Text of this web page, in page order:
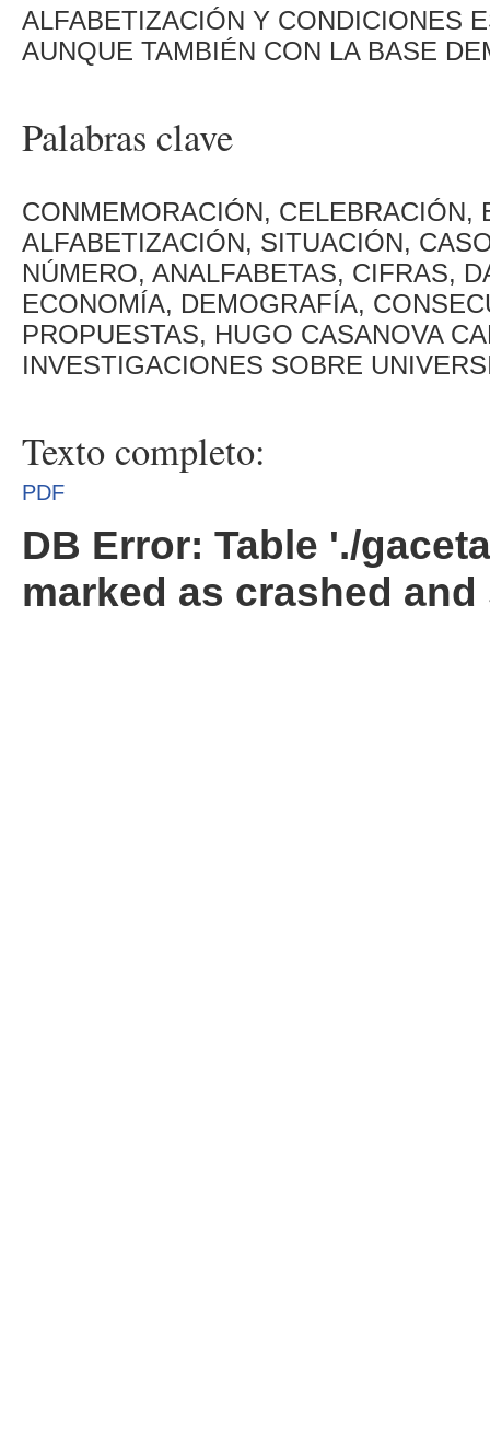
ALFABETIZACIÓN Y CONDICIONES
AUNQUE TAMBIÉN CON LA BASE
Palabras clave
CONMEMORACIÓN, CELEBRACIÓN,
ALFABETIZACIÓN, SITUACIÓN,
NÚMERO, ANALFABETAS, CIFRAS,
ECONOMÍA, DEMOGRAFÍA,
PROPUESTAS, HUGO CASANOVA
INVESTIGACIONES SOBRE
Texto completo:
PDF
DB Error: Table './
marked as crashed